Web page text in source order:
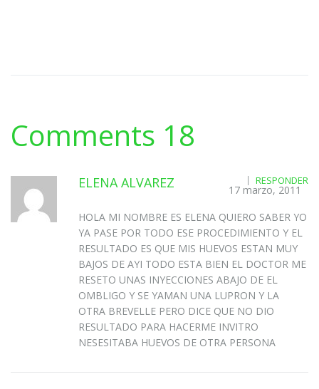
Comments 18
ELENA ALVAREZ RESPONDER
17 marzo, 2011
HOLA MI NOMBRE ES ELENA QUIERO SABER YO
YA PASE POR TODO ESE PROCEDIMIENTO Y EL
RESULTADO ES QUE MIS HUEVOS ESTAN MUY
BAJOS DE AYI TODO ESTA BIEN EL DOCTOR ME
RESETO UNAS INYECCIONES ABAJO DE EL
OMBLIGO Y SE YAMAN UNA LUPRON Y LA
OTRA BREVELLE PERO DICE QUE NO DIO
RESULTADO PARA HACERME INVITRO
NESESITABA HUEVOS DE OTRA PERSONA